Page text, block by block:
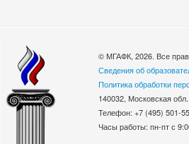
© МГАФК, 2026. Все
Сведения об
Политика обработки
140032, Московская
Телефон: +7 (495)
Часы работы: пн-пт с